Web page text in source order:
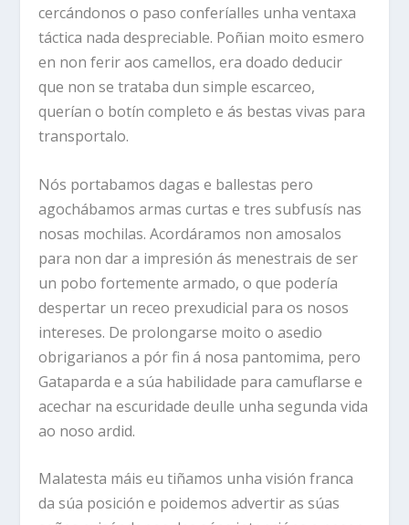
cercándonos o paso conferíalles unha ventaxa
táctica nada despreciable. Poñian moito esmero
en non ferir aos camellos, era doado deducir
que non se trataba dun simple escarceo,
querían o botín completo e ás bestas vivas para
transportalo.
Nós portabamos dagas e ballestas pero
agochábamos armas curtas e tres subfusís nas
nosas mochilas. Acordáramos non amosalos
para non dar a impresión ás menestrais de ser
un pobo fortemente armado, o que podería
despertar un receo prexudicial para os nosos
intereses. De prolongarse moito o asedio
obrigarianos a pór fin á nosa pantomima, pero
Gataparda e a súa habilidade para camuflarse e
acechar na escuridade deulle unha segunda vida
ao noso ardid.
Malatesta máis eu tiñamos unha visión franca
da súa posición e poidemos advertir as súas